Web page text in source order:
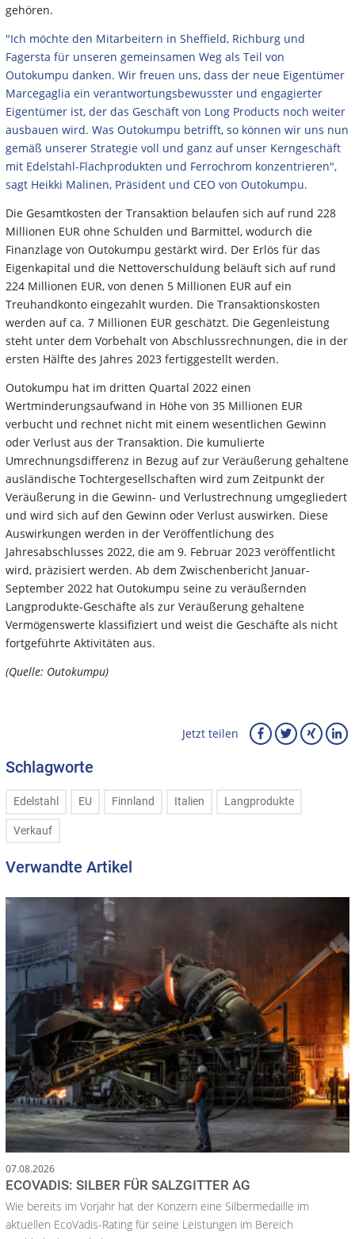
gehören.
"Ich möchte den Mitarbeitern in Sheffield, Richburg und
Fagersta für unseren gemeinsamen Weg als Teil von
Outokumpu danken. Wir freuen uns, dass der neue Eigentümer
Marcegaglia ein verantwortungsbewusster und engagierter
Eigentümer ist, der das Geschäft von Long Products noch weiter
ausbauen wird. Was Outokumpu betrifft, so können wir uns nun
gemäß unserer Strategie voll und ganz auf unser Kerngeschäft
mit Edelstahl-Flachprodukten und Ferrochrom konzentrieren",
sagt Heikki Malinen, Präsident und CEO von Outokumpu.
Die Gesamtkosten der Transaktion belaufen sich auf rund 228
Millionen EUR ohne Schulden und Barmittel, wodurch die
Finanzlage von Outokumpu gestärkt wird. Der Erlös für das
Eigenkapital und die Nettoverschuldung beläuft sich auf rund
224 Millionen EUR, von denen 5 Millionen EUR auf ein
Treuhandkonto eingezahlt wurden. Die Transaktionskosten
werden auf ca. 7 Millionen EUR geschätzt. Die Gegenleistung
steht unter dem Vorbehalt von Abschlussrechnungen, die in der
ersten Hälfte des Jahres 2023 fertiggestellt werden.
Outokumpu hat im dritten Quartal 2022 einen
Wertminderungsaufwand in Höhe von 35 Millionen EUR
verbucht und rechnet nicht mit einem wesentlichen Gewinn
oder Verlust aus der Transaktion. Die kumulierte
Umrechnungsdifferenz in Bezug auf zur Veräußerung gehaltene
ausländische Tochtergesellschaften wird zum Zeitpunkt der
Veräußerung in die Gewinn- und Verlustrechnung umgegliedert
und wird sich auf den Gewinn oder Verlust auswirken. Diese
Auswirkungen werden in der Veröffentlichung des
Jahresabschlusses 2022, die am 9. Februar 2023 veröffentlicht
wird, präzisiert werden. Ab dem Zwischenbericht Januar-
September 2022 hat Outokumpu seine zu veräußernden
Langprodukte-Geschäfte als zur Veräußerung gehaltene
Vermögenswerte klassifiziert und weist die Geschäfte als nicht
fortgeführte Aktivitäten aus.
(Quelle: Outokumpu)
Jetzt teilen
Schlagworte
Edelstahl EU Finnland Italien Langprodukte
Verkauf
Verwandte Artikel
07.08.2026
ECOVADIS: SILBER FÜR SALZGITTER AG
Wie bereits im Vorjahr hat der Konzern eine Silbermedaille im
aktuellen EcoVadis-Rating für seine Leistungen im Bereich